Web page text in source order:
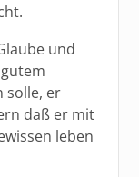
und
solle, er
daß er mit
leben